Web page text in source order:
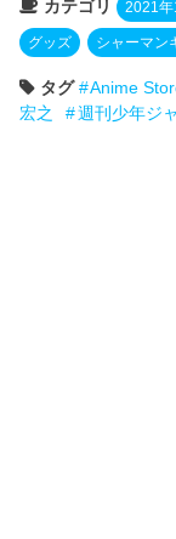
カテゴリ 2021年
グッズ シャーマン
タグ Anime
宏之
週刊少年ジ